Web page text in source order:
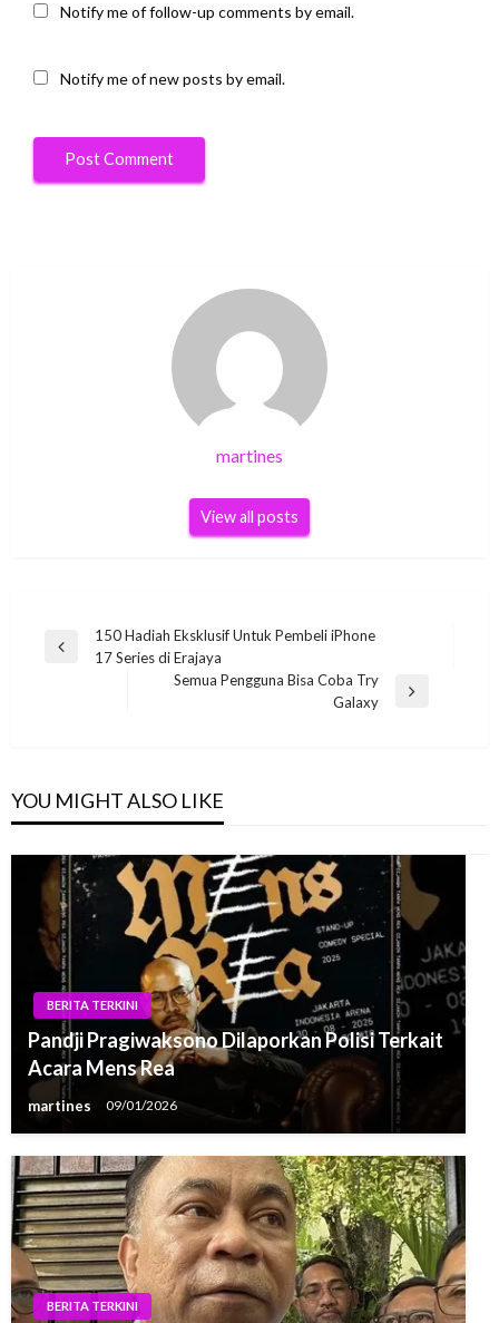
Notify me of follow-up comments by email.
Notify me of new posts by email.
martines
View all posts
Post
navigation
Previous
150 Hadiah Eksklusif Untuk Pembeli iPhone
17 Series di Erajaya
Semua Pengguna Bisa Coba Try
Galaxy
YOU MIGHT ALSO LIKE
BERITA TERKINI
Pandji Pragiwaksono Dilaporkan Polisi Terkait
Acara Mens Rea
martines 09/01/2026
BERITA TERKINI